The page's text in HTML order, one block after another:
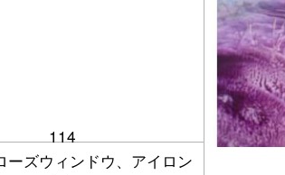
114
ーズウィンドウ、アイロン